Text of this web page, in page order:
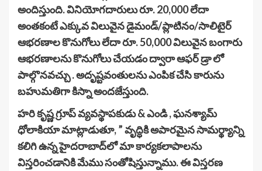
అందిస్తుంది. వినియోగదారులు రూ. 20,000 లేదా
అంతకంటే ఎక్కువ విలువైన డైమండ్/ప్లాటినం/సాలిటైర్
ఆభరణాల కొనుగోలు లేదా రూ. 50,000 విలువైన బంగారు
ఆభరణాలను కొనుగోలు చేయడం ద్వారా ఆఫర్ డ్రా లో
పాల్గొనవచ్చు . అదృష్టవంతులను ఎంపిక చేసి కారును
బహుమతిగా కిస్నా అందజేస్తుంది.
హరి కృష్ణ గ్రూప్ వ్యవస్థాపకుడు & ఎండి , ఘనశ్యామ్
ధోలాకియా మాట్లాడుతూ, ” వృద్ధికి అపారమైన సామర్థ్యాన్ని
కలిగి ఉన్న హైదరాబాద్‌లో మా కార్యకలాపాలను
విస్తరించడానికి మేము సంతోషిస్తున్నాము. ఈ విస్తరణ